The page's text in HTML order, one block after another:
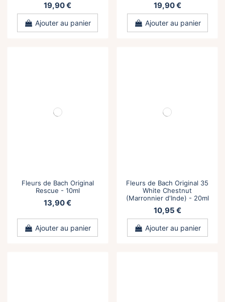
19,90 €
Ajouter au panier
19,90 €
Ajouter au panier
Fleurs de Bach Original
Rescue - 10ml
13,90 €
Ajouter au panier
Fleurs de Bach Original 35
White Chestnut
(Marronnier d'Inde) - 20ml
10,95 €
Ajouter au panier